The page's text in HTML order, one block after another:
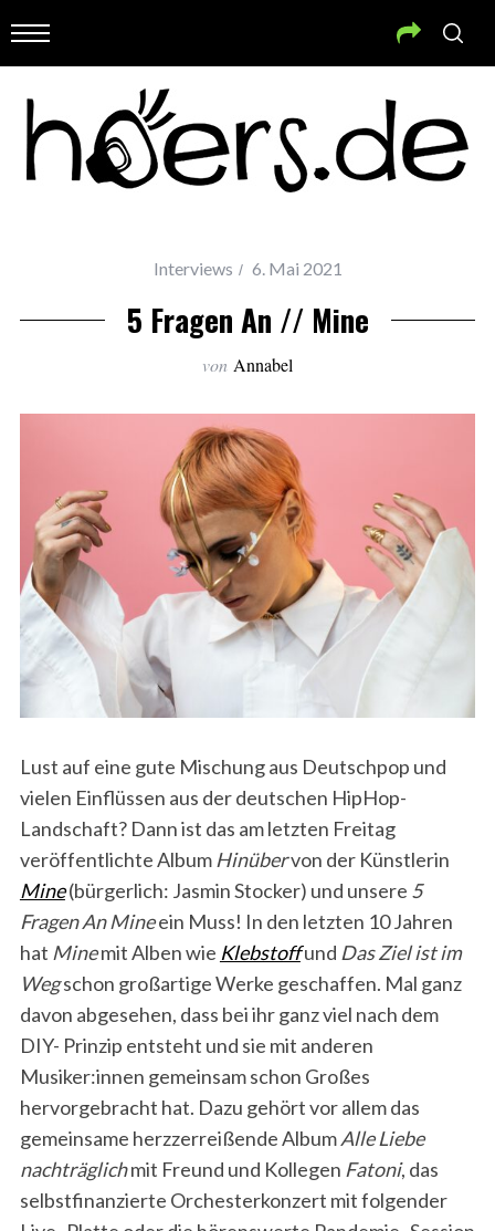
Interviews 6. Mai 2021
5 Fragen An // Mine
von Annabel
Lust auf eine gute Mischung aus Deutschpop und
vielen Einflüssen aus der deutschen HipHop-
Landschaft? Dann ist das am letzten Freitag
veröffentlichte Album Hinübervon der Künstlerin
Mine(bürgerlich: Jasmin Stocker) und unsere 5
Fragen An Mineein Muss! In den letzten 10 Jahren
hat Minemit Alben wie Klebstoffund Das Ziel ist im
Wegschon großartige Werke geschaffen. Mal ganz
davon abgesehen, dass bei ihr ganz viel nach dem
DIY- Prinzip entsteht und sie mit anderen
Musiker:innen gemeinsam schon Großes
hervorgebracht hat. Dazu gehört vor allem das
gemeinsame herzzerreißende AlbumAlle Liebe
nachträglichmit Freund und Kollegen Fatoni, das
selbstfinanzierte Orchesterkonzert mit folgender